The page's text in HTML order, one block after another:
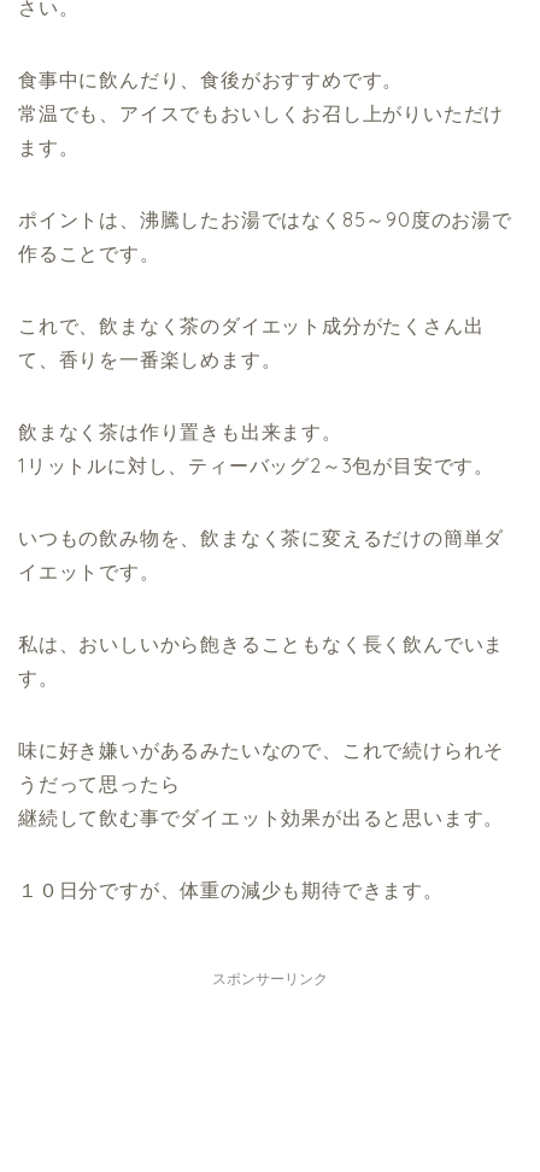
さい。
食事中に飲んだり、食後がおすすめです。
常温でも、アイスでもおいしくお召し上がりいただけ
ます。
ポイントは、沸騰したお湯ではなく85～90度のお湯で
作ることです。
これで、飲まなく茶のダイエット成分がたくさん出
て、香りを一番楽しめます。
飲まなく茶は作り置きも出来ます。
1リットルに対し、ティーバッグ2～3包が目安です。
いつもの飲み物を、飲まなく茶に変えるだけの簡単ダ
イエットです。
私は、おいしいから飽きることもなく長く飲んでいま
す。
味に好き嫌いがあるみたいなので、これで続けられそ
うだって思ったら
継続して飲む事でダイエット効果が出ると思います。
１０日分ですが、体重の減少も期待できます。
スポンサーリンク